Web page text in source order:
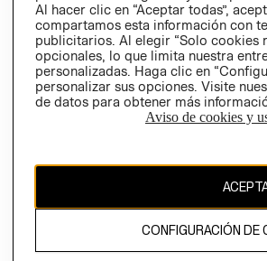
El contenido de esta página web está
propiedad de H&M Hennes & Mauritz AB.
Al hacer clic en “Aceptar todas”,
compartamos esta información con
publicitarios. Al elegir “Solo cookies
opcionales, lo que limita nuestra
personalizadas. Haga clic en
personalizar sus opciones. Visite
de datos para obtener más
Aviso de cookies y
CONFIGURACIÓN DE